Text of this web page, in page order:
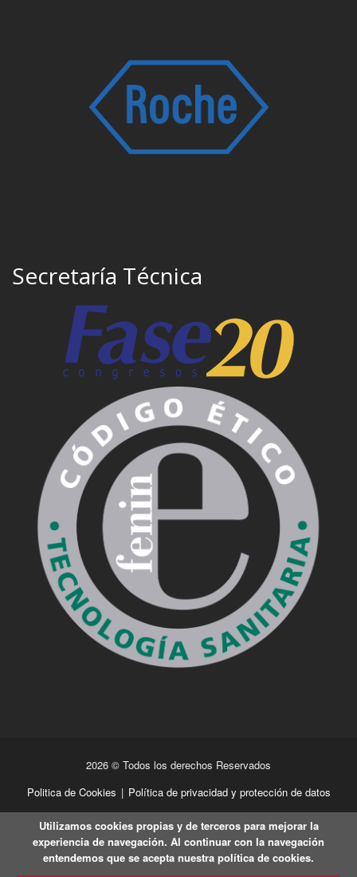
Secretaría Técnica
2026 © Todos los derechos Reservados
Politica de Cookies | Política de privacidad y protección de datos
Utilizamos cookies propias y de terceros para mejorar la
experiencia de navegación. Al continuar con la navegación
entendemos que se acepta nuestra política de cookies.